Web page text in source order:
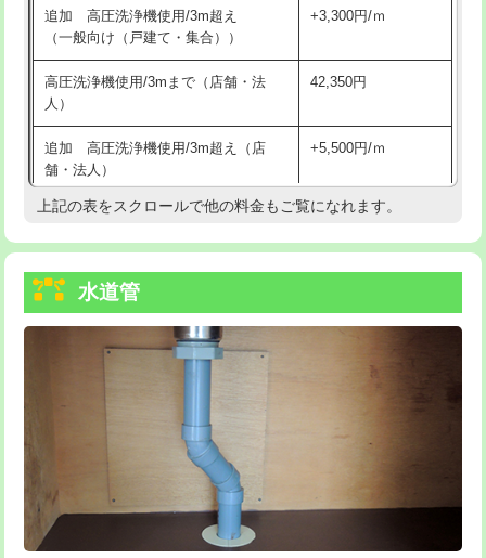
給水管工事※（保温材使用（バンド止
め込み）)
5,500円
給水管工事※（土の掘削・埋め戻し作
業)
11,000円
給水管工事※（塩ビ管（VP・HI）使
用/3ｍまで)
33,000円
給水管工事※（塩ビ管（VP・HI）使
+8,800円
給水管工事※（ライニング鋼管・銅
管・ポリ管・HT管使用/3ｍまで)
給水管工事※（ライニング鋼管・銅
管・ポリ管・HT管使用/3ｍ超え)
排水管工事（土の掘削・埋め戻し作
11,000円~
排水管工事（排水管工事/3ｍまで） 55,000円
排水管工事（追加 排水管工事/3ｍ超
追加 高圧洗浄機使用/3m超え
（一般向け（戸建て・集合））
+3,300円/ｍ
高圧洗浄機使用/3mまで（店舗・法
人）
42,350円
追加 高圧洗浄機使用/3m超え（店
舗・法人）
+5,500円/ｍ
高度高圧洗浄換 現地調査
トーラー機使用/3mまで
追加トーラー機使用/3m超え
33,000円
8,800円
止水・漏水調査・防水処理・清掃・修
理・調整・分解・加工など（軽作業）
11,000円
止水・漏水調査・防水処理・清掃・修
上記の表をスクロールで他の料金もご覧になれます。
水道管